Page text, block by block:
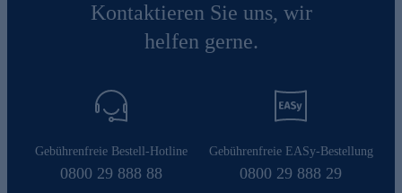
Kontaktieren Sie uns, wir
helfen gerne.
Gebührenfreie Bestell-Hotline
0800 29 888 88
Gebührenfreie EASy-Bestellung
0800 29 888 29